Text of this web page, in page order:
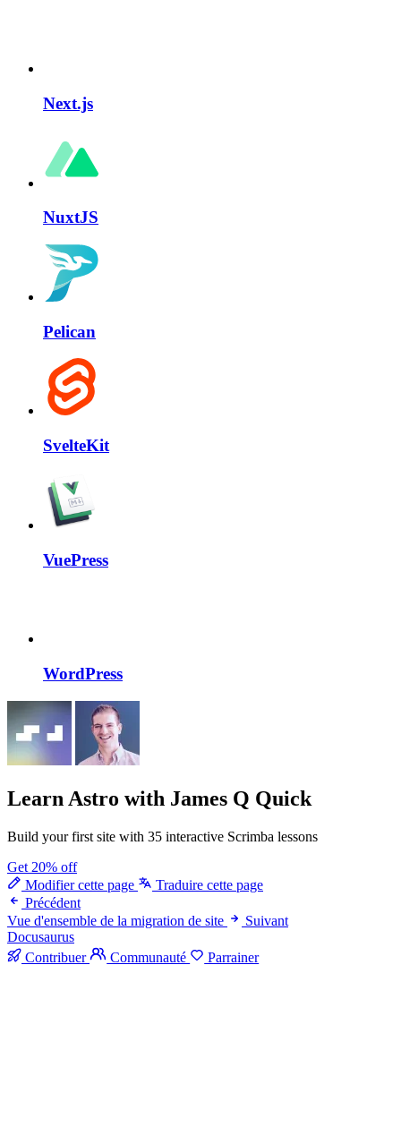
Next.js
NuxtJS
Pelican
SvelteKit
VuePress
WordPress
Learn Astro with James Q Quick
Build your first site with 35 interactive Scrimba lessons
Get 20% off
Modifier cette page
Traduire cette page
Précédent
Vue d'ensemble de la migration de site
Suivant
Docusaurus
Contribuer
Communauté Parrainer